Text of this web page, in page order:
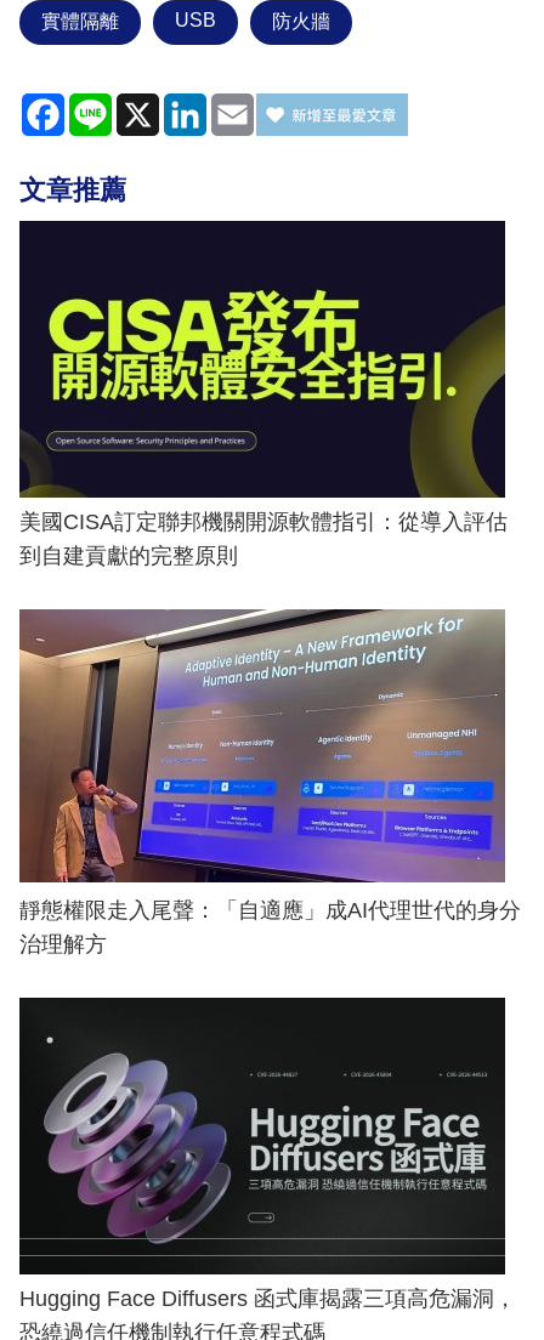
實體隔離 USB 防火牆
Facebook
Line X LinkedIn
Email
文章推薦
美國CISA訂定聯邦機關開源軟體指引：從導入評估
到自建貢獻的完整原則
靜態權限走入尾聲：「自適應」成AI代理世代的身分
治理解方
Hugging Face Diffusers 函式庫揭露三項高危漏洞，
恐繞過信任機制執行任意程式碼